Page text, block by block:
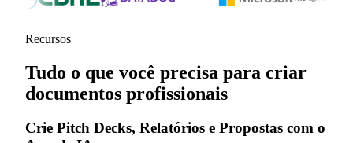
Recursos
Tudo o que você precisa para criar
documentos profissionais
Crie Pitch Decks, Relatórios e Propostas com o